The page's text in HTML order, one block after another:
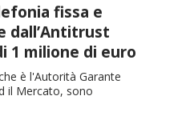
fissa e
dall’Antitrust
1 milione di euro
è l'Autorità Garante
il Mercato, sono